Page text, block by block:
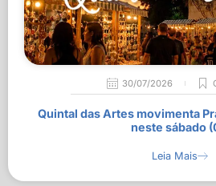
30/07/2026
Quintal das Artes movimenta
neste sábado
Leia Mais